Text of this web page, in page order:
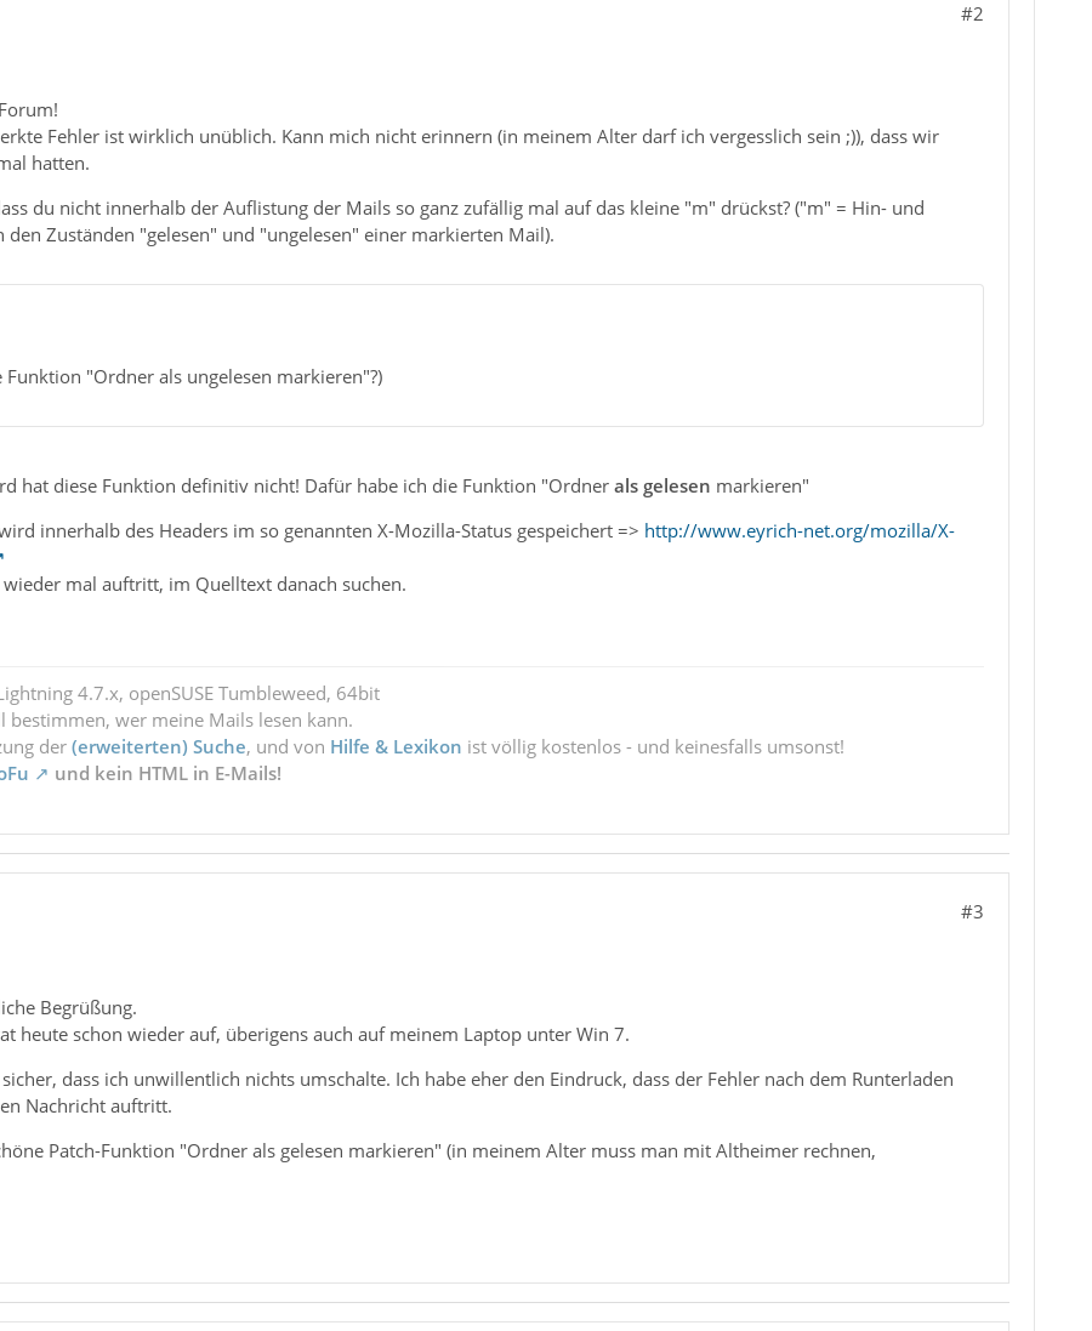
#2
Fehler ist wirklich unüblich. Kann mich nicht erinnern (in meinem Alter darf ich vergesslich sein ;)), dass wir
hatten.
du nicht innerhalb der Auflistung der Mails so ganz zufällig mal auf das kleine "m" drückst? ("m" = Hin- und
den Zuständen "gelesen" und "ungelesen" einer markierten Mail).
Funktion "Ordner als ungelesen markieren"?)
hat diese Funktion definitiv nicht! Dafür habe ich die Funktion "Ordner als gelesen markieren"
innerhalb des Headers im so genannten X-Mozilla-Status gespeichert => http://www.eyrich-net.org/mozilla/X-
mal auftritt, im Quelltext danach suchen.
4.7.x, openSUSE Tumbleweed, 64bit
bestimmen, wer meine Mails lesen kann.
der(erweiterten) Suche, und von Hilfe & Lexikon ist völlig kostenlos - und keinesfalls umsonst!
und kein HTML in E-Mails!
#3
Begrüßung.
heute schon wieder auf, überigens auch auf meinem Laptop unter Win 7.
dass ich unwillentlich nichts umschalte. Ich habe eher den Eindruck, dass der Fehler nach dem Runterladen
Nachricht auftritt.
Patch-Funktion "Ordner als gelesen markieren" (in meinem Alter muss man mit Altheimer rechnen,